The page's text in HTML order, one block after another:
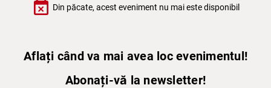
event_busy Din păcate, acest eveniment nu mai este disponibil
Aflați când va mai avea loc evenimentul!
Abonați-vă la newsletter!